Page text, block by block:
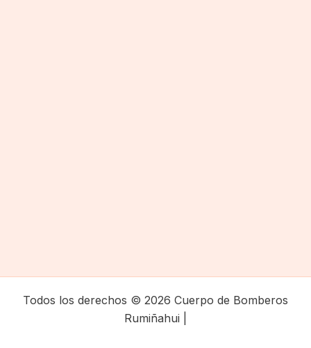
Todos los derechos © 2026 Cuerpo de Bomberos
Rumiñahui |